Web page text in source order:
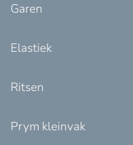
Garen
Elastiek
Ritsen
Prym kleinvak